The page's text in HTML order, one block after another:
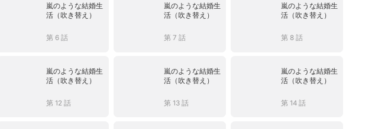
嵐のような結婚生
活（吹き替え）
第 6 話
嵐のような結婚生
活（吹き替え）
第 7 話
嵐のような結婚生
活（吹き替え）
第 8 話
嵐のような結婚生
活（吹き替え）
第 12 話
嵐のような結婚生
活（吹き替え）
第 13 話
嵐のような結婚生
活（吹き替え）
第 14 話